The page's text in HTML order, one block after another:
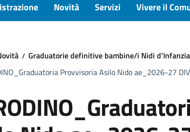
Novità Servizi Vivere il
Graduatorie definitive bambine/i Nidi
Provvisoria Asilo Nido ae_2026-27